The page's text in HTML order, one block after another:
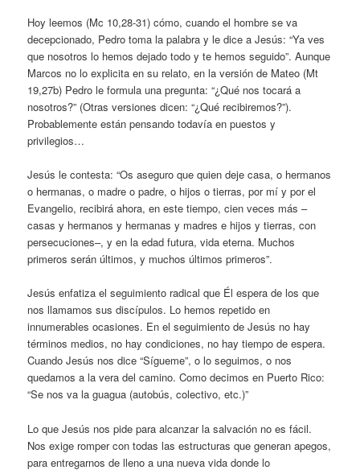
Hoy leemos (Mc 10,28-31) cómo, cuando el hombre se va
decepcionado, Pedro toma la palabra y le dice a Jesús: “Ya ves
que nosotros lo hemos dejado todo y te hemos seguido”. Aunque
Marcos no lo explicita en su relato, en la versión de Mateo (Mt
19,27b) Pedro le formula una pregunta: “¿Qué nos tocará a
nosotros?” (Otras versiones dicen: “¿Qué recibiremos?”).
Probablemente están pensando todavía en puestos y
privilegios…
Jesús le contesta: “Os aseguro que quien deje casa, o hermanos
o hermanas, o madre o padre, o hijos o tierras, por mí y por el
Evangelio, recibirá ahora, en este tiempo, cien veces más –
casas y hermanos y hermanas y madres e hijos y tierras, con
persecuciones–, y en la edad futura, vida eterna. Muchos
primeros serán últimos, y muchos últimos primeros”.
Jesús enfatiza el seguimiento radical que Él espera de los que
nos llamamos sus discípulos. Lo hemos repetido en
innumerables ocasiones. En el seguimiento de Jesús no hay
términos medios, no hay condiciones, no hay tiempo de espera.
Cuando Jesús nos dice “Sígueme”, o lo seguimos, o nos
quedamos a la vera del camino. Como decimos en Puerto Rico:
“Se nos va la guagua (autobús, colectivo, etc.)”
Lo que Jesús nos pide para alcanzar la salvación no es fácil.
Nos exige romper con todas las estructuras que generan apegos,
para entregarnos de lleno a una nueva vida donde lo